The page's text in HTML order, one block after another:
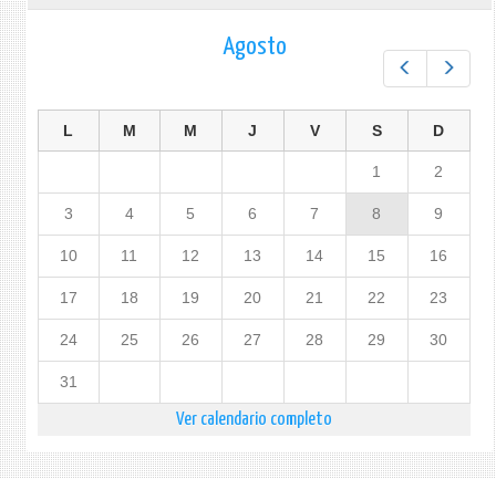
Agosto
L M M J V S D
1 2
3 4 5 6 7 8 9
10 11 12 13 14 15 16
17 18 19 20 21 22 23
24 25 26 27 28 29 30
31
Ver calendario completo